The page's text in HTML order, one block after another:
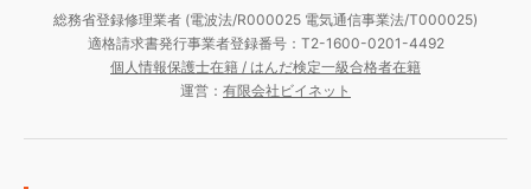
総務省登録修理業者 (電波法/R000025 電気通信事業法/T000025)
適格請求書発行事業者登録番号：T2-1600-0201-4492
個人情報保護士在籍 / はんだ検定一級合格者在籍
運営： 有限会社ビイネット